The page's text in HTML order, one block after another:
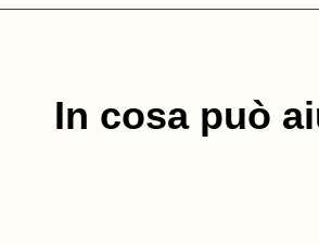
In cosa può